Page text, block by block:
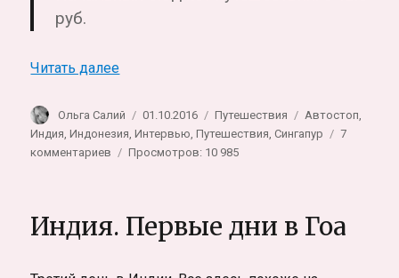
руб.
Читать далее«Интервью с Ирой. Про кругосветное
Автор
Ольга Салий Опубликовано
01.10.2016 Рубрики
Путешествия Метки
Автостоп,
Индия,Индонезия,Интервью,Путешествия,Сингапур
7
комментариев
Ирой.
Просмотров: 10 985
Индия. Первые дни в Гоа